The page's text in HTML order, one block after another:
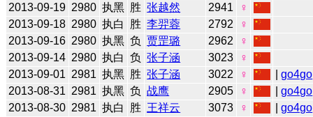
2013-09-19 2980 执黑 胜 张越然 2941
♀
2013-09-18 2980 执白 胜 李羿蓉 2792
♀
2013-09-16 2980 执黑 负 贾罡璐 2962
♀
2013-09-14 2980 执白 负 张子涵 3023
♀
2013-09-01 2981 执黑 胜 张子涵 3022 ♀ |go4go
2013-08-31 2981 执黑 负 战鹰 2905 ♀ |go4go
2013-08-30 2981 执白 胜 王祥云 3073 ♀ |go4go